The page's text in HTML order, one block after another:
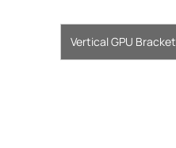
Vertical GPU Bracket